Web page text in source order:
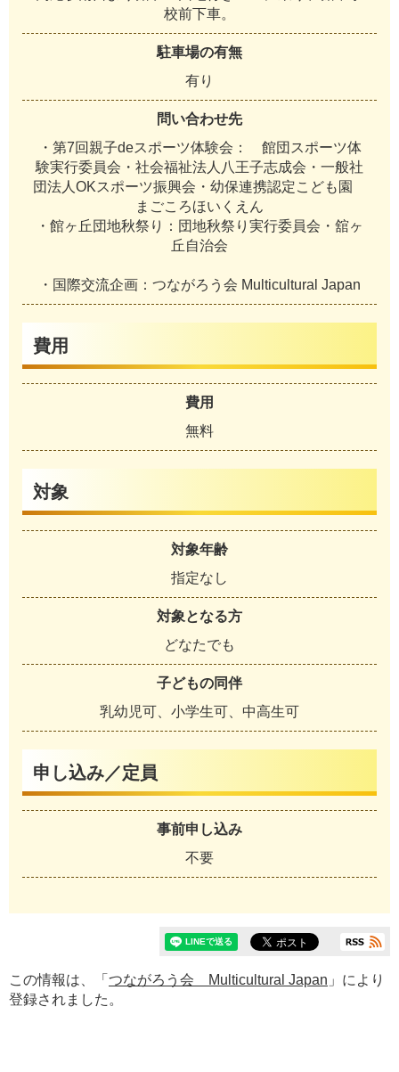
校前下車。
駐車場の有無
有り
問い合わせ先
・第7回親子deスポーツ体験会： 館団スポーツ体
験実行委員会・社会福祉法人八王子志成会・一般社
団法人OKスポーツ振興会・幼保連携認定こども園
まごころほいくえん
・館ヶ丘団地秋祭り：団地秋祭り実行委員会・舘ヶ
丘自治会
・国際交流企画：つながろう会 Multicultural Japan
費用
費用
無料
対象
対象年齢
指定なし
対象となる方
どなたでも
子どもの同伴
乳幼児可、小学生可、中高生可
申し込み／定員
事前申し込み
不要
この情報は、「 つながろう会 Multicultural Japan 」により
登録されました。